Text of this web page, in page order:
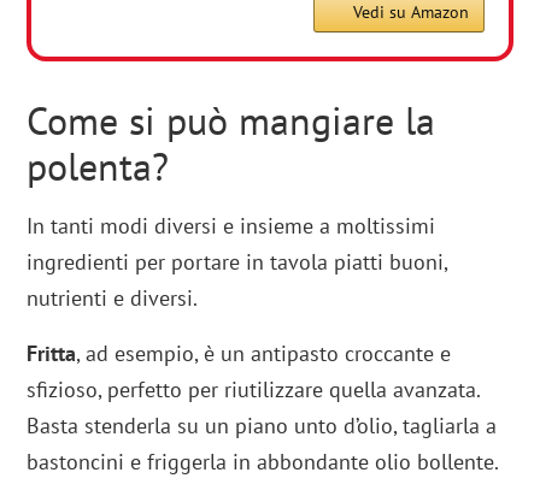
Vedi su Amazon
Come si può mangiare la
polenta?
In tanti modi diversi e insieme a moltissimi
ingredienti per portare in tavola piatti buoni,
nutrienti e diversi.
Fritta, ad esempio, è un antipasto croccante e
sfizioso, perfetto per riutilizzare quella avanzata.
Basta stenderla su un piano unto d’olio, tagliarla a
bastoncini e friggerla in abbondante olio bollente.